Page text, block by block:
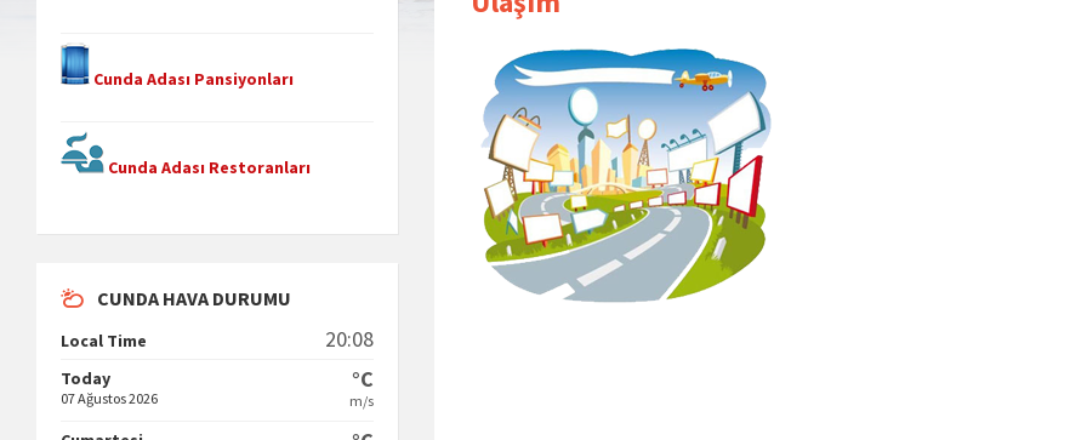
Cunda Adası Pansiyonları
Cunda Adası Restoranları
CUNDA HAVA DURUMU
Local Time 20:08
Today
07 Ağustos 2026
°C
m/s